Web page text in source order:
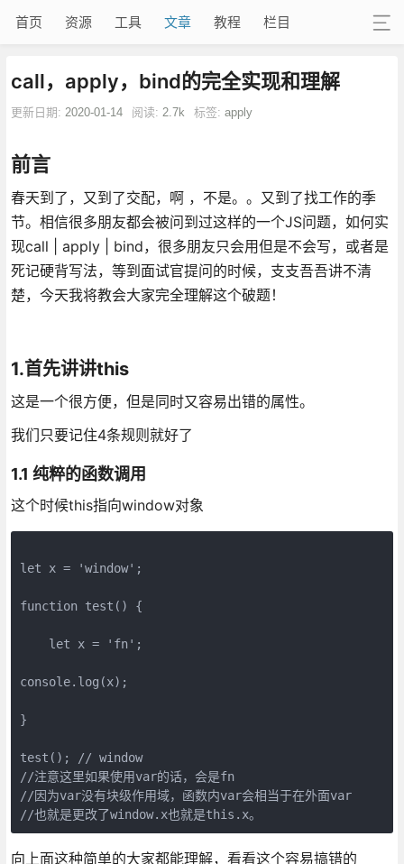
首页 资源 工具 文章 教程 栏目
call，apply，bind的完全实现和理解
更新日期: 2020-01-14 阅读: 2.7k 标签: apply
前言
春天到了，又到了交配，啊 ，不是。。又到了找工作的季
节。相信很多朋友都会被问到过这样的一个JS问题，如何实
现call | apply | bind，很多朋友只会用但是不会写，或者是
死记硬背写法，等到面试官提问的时候，支支吾吾讲不清
楚，今天我将教会大家完全理解这个破题！
1.首先讲讲this
这是一个很方便，但是同时又容易出错的属性。
我们只要记住4条规则就好了
1.1 纯粹的函数调用
这个时候this指向window对象
let x = 'window';
function test() {
let x = 'fn';
console.log(x);
}
test(); // window
//注意这里如果使用var的话，会是fn
//因为var没有块级作用域，函数内var会相当于在外面var
向上面这种简单的大家都能理解，看看这个容易搞错的